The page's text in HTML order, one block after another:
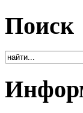
Поиск